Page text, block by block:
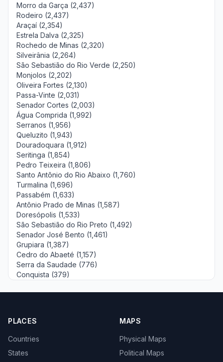
Morro da Garça (2,437)
Rodeiro (2,437)
Araçaí (2,354)
Estrela Dalva (2,325)
Rochedo de Minas (2,320)
Silveirânia (2,264)
São Sebastião do Rio Verde (2,250)
Monjolos (2,202)
Oliveira Fortes (2,130)
Passa-Vinte (2,031)
Senador Cortes (2,003)
Água Comprida (1,992)
Serranos (1,956)
Queluzito (1,943)
Douradoquara (1,912)
Seritinga (1,854)
Pedro Teixeira (1,806)
Santo Antônio do Rio Abaixo (1,760)
Turmalina (1,696)
Passabém (1,633)
Antônio Prado de Minas (1,587)
Doresópolis (1,533)
São Sebastião do Rio Preto (1,492)
Senador José Bento (1,461)
Grupiara (1,387)
Cedro do Abaeté (1,157)
Serra da Saudade (776)
Conquista (379)
PLACES
Countries
States
MAPS
Physical Maps
Political Maps